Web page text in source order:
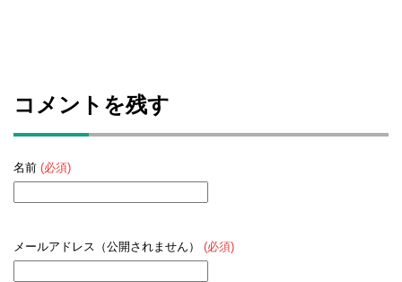
コメントを残す
名前 (必須)
メールアドレス（公開されません） (必須)